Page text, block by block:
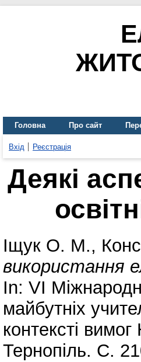
Головна Про сайт
Вхід Реєстрація
Деякі
Іщук О. М.,
використання
In: VІ
майбутніх
контексті
Тернопіль. С.